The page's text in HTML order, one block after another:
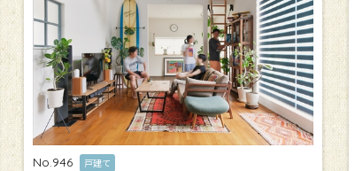
No.946 戸建て